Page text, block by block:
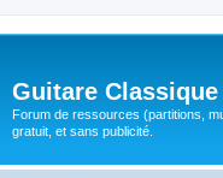
Guitare Classique
Forum de ressources (partitions,
gratuit, et sans publicité.